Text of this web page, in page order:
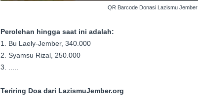
QR Barcode Donasi Lazismu Jember
Perolehan hingga saat ini adalah:
1. Bu Laely-Jember, 340.000
2. Syamsu Rizal, 250.000
3. .....
Teriring Doa dari LazismuJember.org